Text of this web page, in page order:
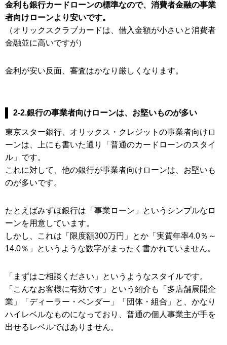
金利も銀行カードローンの標準なので、消費者金融の事業
者向けローンより安いです。
（オリックスクラブカードは、借入金額が小さいと消費者
金融並に高いですが）
金利が安い反面、審査はかなり厳しくなります。
2-2.銀行の事業者向けローンは、お堅いものが多い
東京スター銀行、オリックス・クレジットの事業者向けロ
ーンは、上にも書いた通り「普通のカードローンのスタイ
ル」です。
これに対して、他の銀行が事業者向けローンは、お堅いも
のが多いです。
たとえばみずほ銀行は「事業ローン」というシンプルなロ
ーンを用意しています。
しかし、これは「限度額300万円」とか「実質年率4.0％～
14.0％」というような数字がまったく書かれていません。
「まずはご相談ください」というようなスタイルです。
「こんなお客様に有効です」という紹介も「多店舗展開企
業」「ディーラー・ベンダー」「団体・組合」と、かなり
ハイレベルなものになっており、普通の個人事業主が手を
出せるレベルではありません。